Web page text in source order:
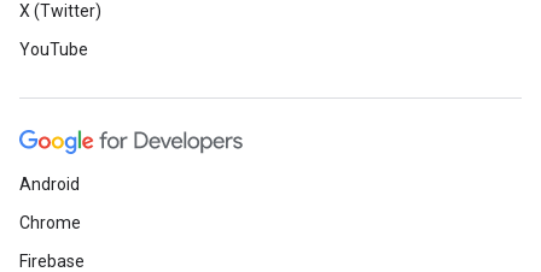
X (Twitter)
YouTube
Android
Chrome
Firebase